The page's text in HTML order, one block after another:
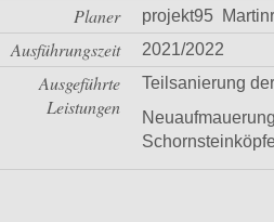
Planer projekt95
Ausführungszeit 2021/2022
Ausgeführte
Leistungen
Teilsanierung